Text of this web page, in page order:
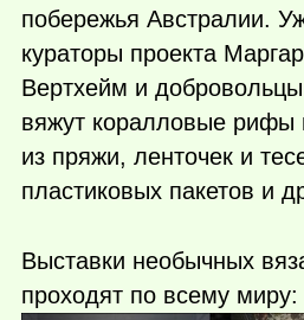
побережья Австралии.
кураторы проекта
Вертхейм и
вяжут коралловые рифы
из пряжи, ленточек и
пластиковых пакетов и
Выставки необычных
проходят по всему миру: